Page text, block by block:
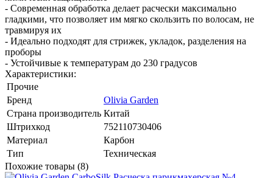
- Современная обработка делает расчески максимально
гладкими, что позволяет им мягко скользить по волосам, не
травмируя их
- Идеально подходят для стрижек, укладок, разделения на
проборы
- Устойчивые к температурам до 230 градусов
Характеристики:
Прочие
Бренд
Olivia Garden
Страна производитель Китай
Штрихкод
752110730406
Материал
Карбон
Тип
Техническая
Похожие товары (8)